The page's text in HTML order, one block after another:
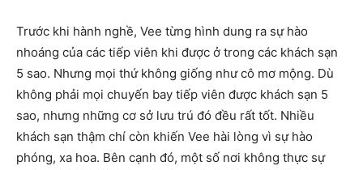
Trước khi hành nghề, Vee từng hình dung ra sự hào
nhoáng của các tiếp viên khi được ở trong các khách sạn
5 sao. Nhưng mọi thứ không giống như cô mơ mộng. Dù
không phải mọi chuyến bay tiếp viên được khách sạn 5
sao, nhưng những cơ sở lưu trú đó đều rất tốt. Nhiều
khách sạn thậm chí còn khiến Vee hài lòng vì sự hào
phóng, xa hoa. Bên cạnh đó, một số nơi không thực sự